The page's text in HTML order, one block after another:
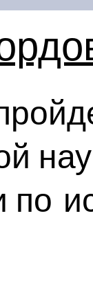
по